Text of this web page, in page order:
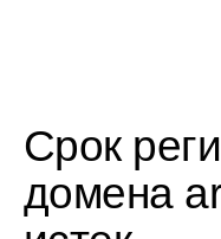
Срок
домена